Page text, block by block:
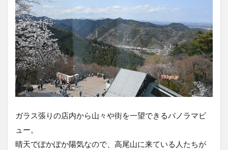
ガラス張りの店内から山々や街を一望できるパノラマビ
ュー。
晴天でぽかぽか陽気なので、高尾山に来ている人たちが